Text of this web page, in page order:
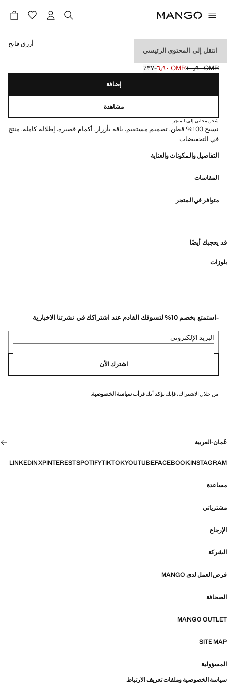
انتقل إلى المحتوى الرئيسي
قميص جينز قطني 100%
السعر الأول محذوف [OMR ١٠٫٩٠ ]
OMR ١٠٫٩٠
السعر الحالي [OMR ٦٫٩٠ ]OMR ٦٫٩٠ ؜-٣٧٪؜
حدد اللون
أزرق فاتح
إضافة
مشاهدة
شحن مجاني إلى المتجر
نسيج 100% قطن. تصميم مستقيم. ياقة بأزرار. أكمام قصيرة. إطلالة كاملة. منتج
في التخفيضات
التفاصيل والمكونات والعناية
المقاسات
متوافر في المتجر
قد يعجبك أيضًا
بلوزات
-استمتع بخصم 10% لتسوقك القادم عند اشتراكك في نشرتنا الاخبارية
البريد الإلكتروني
اشترك الأن
من خلال الاشتراك، فإنك تؤكد أنك قرأتسياسة الخصوصية.
عُمان·العربية
INSTAGRAM
FACEBOOK
YOUTUBE
TIKTOK
SPOTIFY
PINTEREST
X
LINKEDIN
مساعدة
مشترياتي
الإرجاع
الشركة
فرص العمل لدى MANGO
الصحافة
MANGO OUTLET
SITE MAP
المسؤولية
سياسة الخصوصية وملفات تعريف الارتباط